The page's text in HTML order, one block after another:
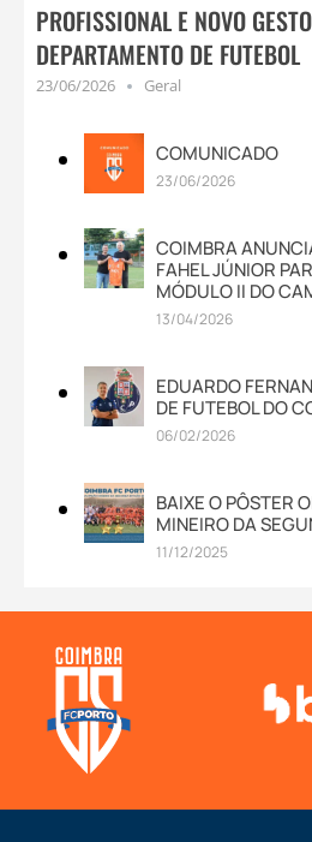
PROFISSIONAL E NOVO
DEPARTAMENTO DE FUTEBOL
23/06/2026 Geral
COMUNICADO
23/06/2026
COIMBRA
FAHEL JÚNIOR
MÓDULO II DO
13/04/2026
EDUARDO
DE FUTEBOL DO
06/02/2026
BAIXE O PÔSTER
MINEIRO DA
11/12/2025